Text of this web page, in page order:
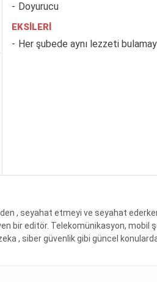
Doyurucu
EKSILERI
Her şubede aynı lezzeti
, seyahat etmeyi ve seyahat
bir editör. Telekomünikasyon, mobil
, siber güvenlik gibi güncel